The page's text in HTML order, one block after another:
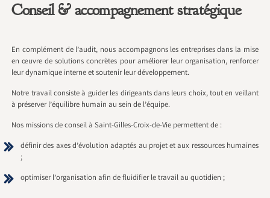
Conseil & accompagnement stratégique
En complément de l’audit, nous accompagnons les entreprises dans la mise
en œuvre de solutions concrètes pour améliorer leur organisation, renforcer
leur dynamique interne et soutenir leur développement.
Notre travail consiste à guider les dirigeants dans leurs choix, tout en veillant
à préserver l’équilibre humain au sein de l’équipe.
Nos missions de conseil à Saint-Gilles-Croix-de-Vie permettent de :
définir des axes d’évolution adaptés au projet et aux ressources humaines
;
optimiser l’organisation afin de fluidifier le travail au quotidien ;